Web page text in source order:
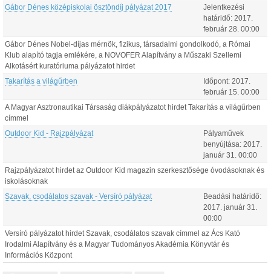
Gábor Dénes középiskolai ösztöndíj pályázat 2017
Jelentkezési
határidő: 2017.
február 28 00:00
Gábor Dénes Nobel-díjas mérnök, fizikus, társadalmi gondolkodó, a Római
Klub alapító tagja emlékére, a NOVOFER Alapítvány a Műszaki Szellemi
Alkotásért kuratóriuma pályázatot hirdet
Takarítás a világűrben Időpont: 2017.
február 15 00:00
A Magyar Asztronautikai Társaság diákpályázatot hirdet Takarítás a világűrben
címmel
Outdoor Kid - Rajzpályázat
Pályaművek
benyújtása: 2017.
január 31 00:00
Rajzpályázatot hirdet az Outdoor Kid magazin szerkesztősége óvodásoknak és
iskolásoknak
Szavak, csodálatos szavak - Versíró pályázat
Beadási határidő:
2017. január 31
00:00
Versíró pályázatot hirdet Szavak, csodálatos szavak címmel az Ács Kató
Irodalmi Alapítvány és a Magyar Tudományos Akadémia Könyvtár és
Információs Központ